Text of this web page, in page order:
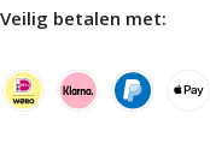
Veilig betalen met: